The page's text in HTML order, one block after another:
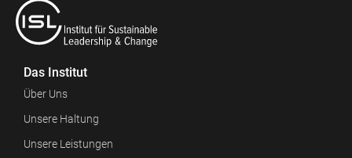
Das Institut
Über Uns
Unsere Haltung
Unsere Leistungen